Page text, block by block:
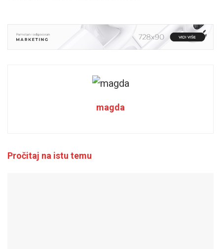
magda
Pročitaj na istu temu